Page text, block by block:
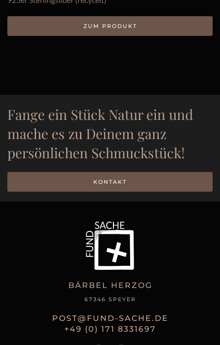
ZUM PRODUKT
Fange ein Stück Natur ein und
mache es zu Deinem ganz
persönlichen Schmuckstück!
KONTAKT
BÄRBEL HERZOG
67346 SPEYER
POST@FUND-SACHE.DE
+49 (0) 171 8331697